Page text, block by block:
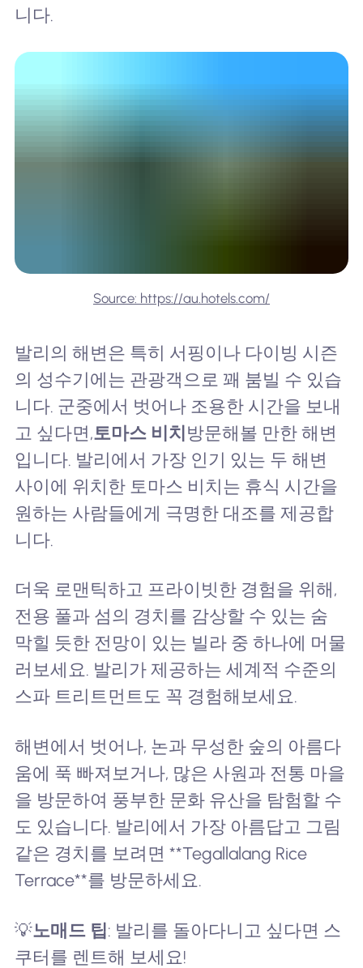
니다.
Source: https://au.hotels.com/
발리의 해변은 특히 서핑이나 다이빙 시즌
의 성수기에는 관광객으로 꽤 붐빌 수 있습
니다. 군중에서 벗어나 조용한 시간을 보내
고 싶다면,토마스 비치 방문해볼 만한 해변
입니다. 발리에서 가장 인기 있는 두 해변
사이에 위치한 토마스 비치는 휴식 시간을
원하는 사람들에게 극명한 대조를 제공합
니다.
더욱 로맨틱하고 프라이빗한 경험을 위해,
전용 풀과 섬의 경치를 감상할 수 있는 숨
막힐 듯한 전망이 있는 빌라 중 하나에 머물
러보세요. 발리가 제공하는 세계적 수준의
스파 트리트먼트도 꼭 경험해보세요.
해변에서 벗어나, 논과 무성한 숲의 아름다
움에 푹 빠져보거나, 많은 사원과 전통 마을
을 방문하여 풍부한 문화 유산을 탐험할 수
도 있습니다. 발리에서 가장 아름답고 그림
같은 경치를 보려면 **Tegallalang Rice
Terrace**를 방문하세요.
💡노매드 팁: 발리를 돌아다니고 싶다면 스
쿠터를 렌트해 보세요!